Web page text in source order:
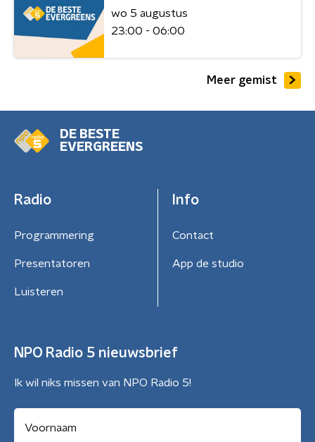
wo 5 augustus
23:00 - 06:00
Meer gemist
DE BESTE
EVERGREENS
Radio
Programmering
Presentatoren
Luisteren
Info
Contact
App de studio
NPO Radio 5 nieuwsbrief
Ik wil niks missen van NPO Radio 5!